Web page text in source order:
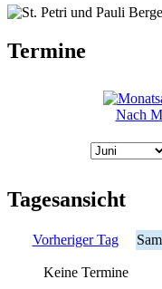
Termine
Nach
Tagesansicht
Vorheriger Tag
Keine Termine